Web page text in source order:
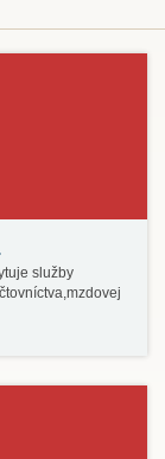
služby